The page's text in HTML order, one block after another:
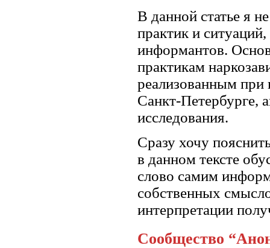
В данной статье я
практик и
информантов.
практикам
реализованным
Санкт-Петербурге,
исследования.
Сразу хочу
в данном тексте
слово самим
собственных
интерпретации
Сообщество